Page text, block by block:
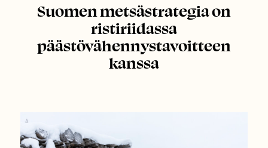
Suomen metsästrategia on
ristiriidassa
päästövähennystavoitteen
kanssa